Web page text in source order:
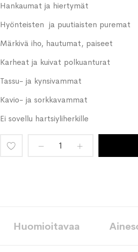
Hankaumat ja hiertymät
Hyönteisten ja puutiaisten puremat
Märkivä iho, hautumat, paiseet
Karheat ja kuivat polkuanturat
Tassu- ja kynsivammat
Kavio- ja sorkkavammat
Ei sovellu hartsiyliherkille
Huomioitavaa